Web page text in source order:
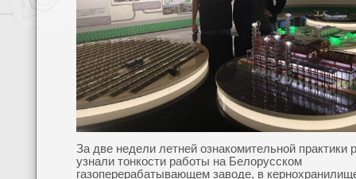
За две недели летней ознакомительной практики
узнали тонкости работы на Белорусском
газоперерабатывающем заводе, в